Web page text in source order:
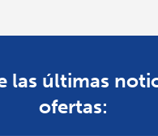
las últimas
ofertas: